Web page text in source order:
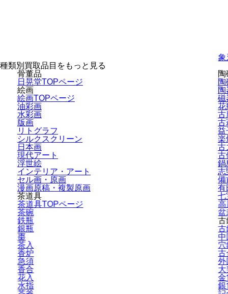
象
種類別買取品目をもっと見る
骨董品
日晃堂TOPページ
絵画
絵画TOPページ
油彩画
水彩画
版画
リトグラフ
シルクスクリーン
日本画
現代アート
浮世絵
インテリア・ アート
セル画・原画
漫画原稿・複製原画
茶道具
茶道具TOPページ
茶碗
鉄瓶
銀瓶
棗
茶入
香炉
急須
香合
花入
水指
磁
花
古
古
益
楽
古
古
鍋
志
備
有
七
高
盆
古
古
中
穴
古
外
大
金
銀